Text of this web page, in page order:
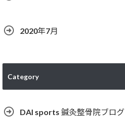
2020年7月
Category
DAI sports 鍼灸整骨院ブログ